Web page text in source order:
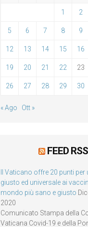
1 2
5 6 7 8 9
12 13 14 15 16
19 20 21 22 23
26 27 28 29 30
« Ago Ott »
FEED RSS
Il Vaticano offre 20 punti
giusto ed universale ai
mondo più sano e giusto
2020
Comunicato Stampa della
Vaticana Covid-19 e della